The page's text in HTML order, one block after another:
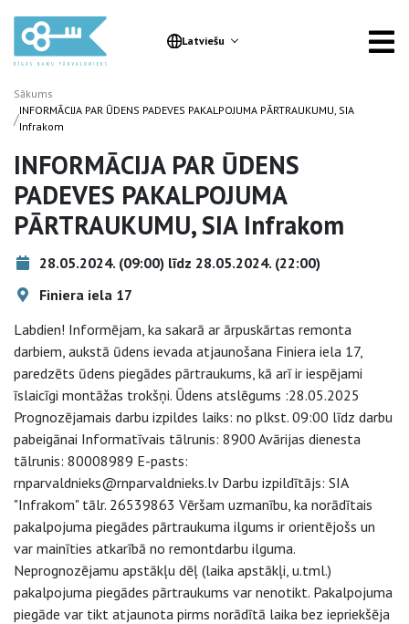
Latviešu
Sākums
/INFORMĀCIJA PAR ŪDENS PADEVES PAKALPOJUMA PĀRTRAUKUMU, SIA
Infrakom
INFORMĀCIJA PAR ŪDENS
PADEVES PAKALPOJUMA
PĀRTRAUKUMU, SIA Infrakom
28.05.2024. (09:00) līdz 28.05.2024. (22:00)
Finiera iela 17
Labdien! Informējam, ka sakarā ar ārpuskārtas remonta
darbiem, aukstā ūdens ievada atjaunošana Finiera iela 17,
paredzēts ūdens piegādes pārtraukums, kā arī ir iespējami
īslaicīgi montāžas trokšņi. Ūdens atslēgums :28.05.2025
Prognozējamais darbu izpildes laiks: no plkst. 09:00 līdz darbu
pabeigānai Informatīvais tālrunis: 8900 Avārijas dienesta
tālrunis: 80008989 E-pasts:
rnparvaldnieks@rnparvaldnieks.lv Darbu izpildītājs: SIA
"Infrakom" tālr. 26539863 Vēršam uzmanību, ka norādītais
pakalpojuma piegādes pārtraukuma ilgums ir orientējošs un
var mainīties atkarībā no remontdarbu ilguma.
Neprognozējamu apstākļu dēļ (laika apstākļi, u.tml.)
pakalpojuma piegādes pārtraukums var nenotikt. Pakalpojuma
piegāde var tikt atjaunota pirms norādītā laika bez iepriekšēja